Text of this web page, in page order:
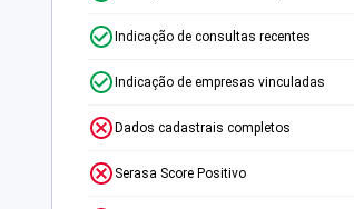
Indicação de consultas recentes
Indicação de empresas vinculadas
Dados cadastrais completos
Serasa Score Positivo